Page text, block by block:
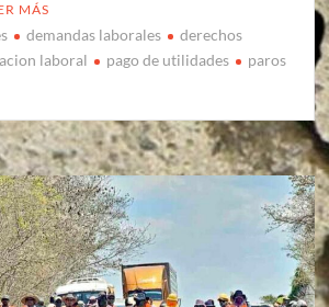
MÁS
demandas laborales
derechos
laboral pago de utilidades
paros